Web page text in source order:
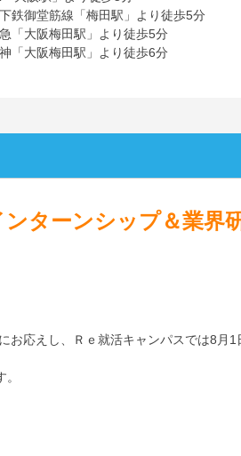
鉄御堂筋線「梅田駅」より徒歩5分
「大阪梅田駅」より徒歩5分
「大阪梅田駅」より徒歩6分
ンターンシップ＆業界
お応えし、Ｒｅ就活キャンパスでは8月